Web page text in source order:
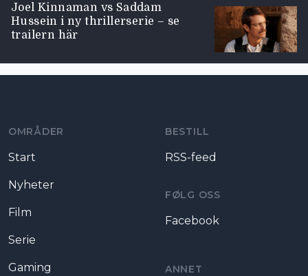
Joel Kinnaman vs Saddam
Hussein i ny thrillerserie – se
trailern här
OMRÅDER
Start
Nyheter
Film
Serie
Gaming
BESTILL
RSS-feed
FØLG OSS
Facebook
ANNET